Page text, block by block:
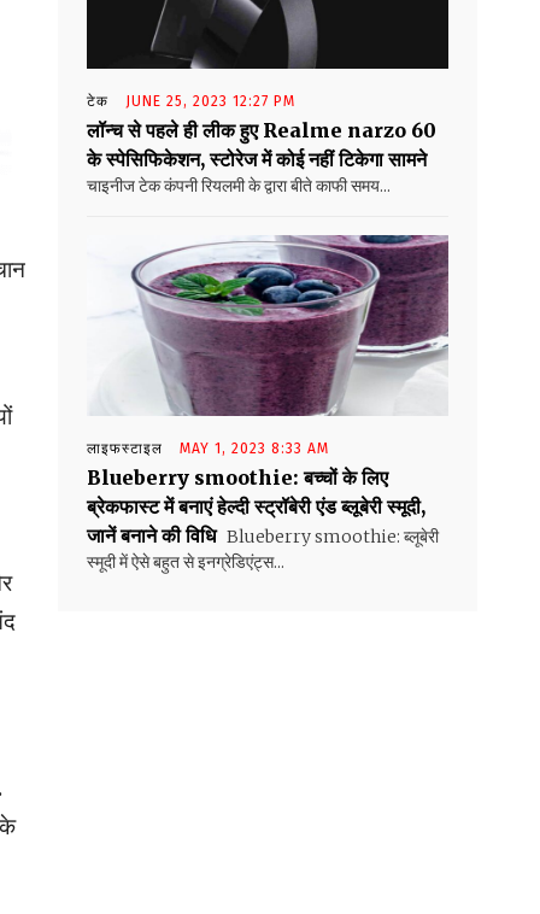
टेक JUNE 25, 2023 12:27 PM
लॉन्च से पहले ही लीक हुए Realme narzo 60
के स्पेसिफिकेशन, स्टोरेज में कोई नहीं टिकेगा सामने
चाइनीज टेक कंपनी रियलमी के द्वारा बीते काफी समय...
लाइफस्टाइल MAY 1, 2023 8:33 AM
Blueberry smoothie: बच्चों के लिए
ब्रेकफास्ट में बनाएं हेल्दी स्ट्रॉबेरी एंड ब्लूबेरी स्मूदी,
जानें बनाने की विधि Blueberry smoothie: ब्लूबेरी
स्मूदी में ऐसे बहुत से इनग्रेडिएंट्स...